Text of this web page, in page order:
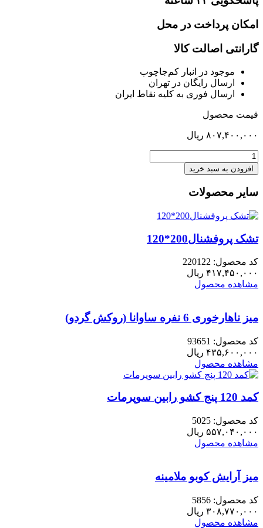
امکان پرداخت در محل
گارانتی اصالت کالا
موجود در انبار کم‌‌جاچوب
ارسال رایگان در تهران
ارسال فوری به کلیه نقاط ایران
قیمت محصول
۸۰۷,۴۰۰,۰۰۰ ریال
تخت
120
کف
متحرک
هیرکان
عدد
افزودن به سبد خرید
سایر محصولات
تشک پروفشنال200*120
کد محصول: 220122
۴۱۷,۴۵۰,۰۰۰ ریال
مشاهده محصول
میز ناهارخوری 6 نفره ساوانا (روکش گردو)
کد محصول: 93651
۴۳۵,۶۰۰,۰۰۰ ریال
مشاهده محصول
کمد 120 پنج کشو رابین سوپرمات
کد محصول: 5025
۵۵۷,۰۴۰,۰۰۰ ریال
مشاهده محصول
میز آرایش کوبو ملامینه
کد محصول: 5856
۳۰۸,۷۷۰,۰۰۰ ریال
مشاهده محصول